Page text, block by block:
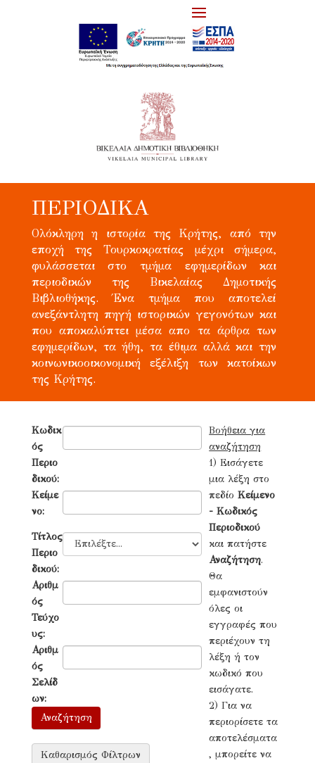
ΠΕΡΙΟΔΙΚΑ
Ολόκληρη η ιστορία της Κρήτης, από την
εποχή της Τουρκοκρατίας μέχρι σήμερα,
φυλάσσεται στο τμήμα εφημερίδων και
περιοδικών της Βικελαίας Δημοτικής
Βιβλιοθήκης. Ένα τμήμα που αποτελεί
ανεξάντλητη πηγή ιστορικών γεγονότων και
που αποκαλύπτει μέσα απο τα άρθρα των
εφημερίδων, τα ήθη, τα έθιμα αλλά και την
κοινωνικοοικονομική εξέλιξη των κατοίκων
της Κρήτης.
Κωδικ
ός
Περιο
δικού:
Κείμε
νο:
Τίτλος
Περιο
δικού:
Αριθμ
ός
Τεύχο
υς:
Αριθμ
ός
Σελίδ
ων:
Βοήθεια για
αναζήτηση
1) Εισάγετε
μια λέξη στο
πεδίοΚείμενο
- Κωδικός
Περιοδικού
και πατήστε
Αναζήτηση.
Θα
εμφανιστούν
όλες οι
εγγραφές που
περιέχουν τη
λέξη ή τον
κωδικό που
εισάγατε.
2) Για να
περιορίσετε τα
αποτελέσματα
, μπορείτε να